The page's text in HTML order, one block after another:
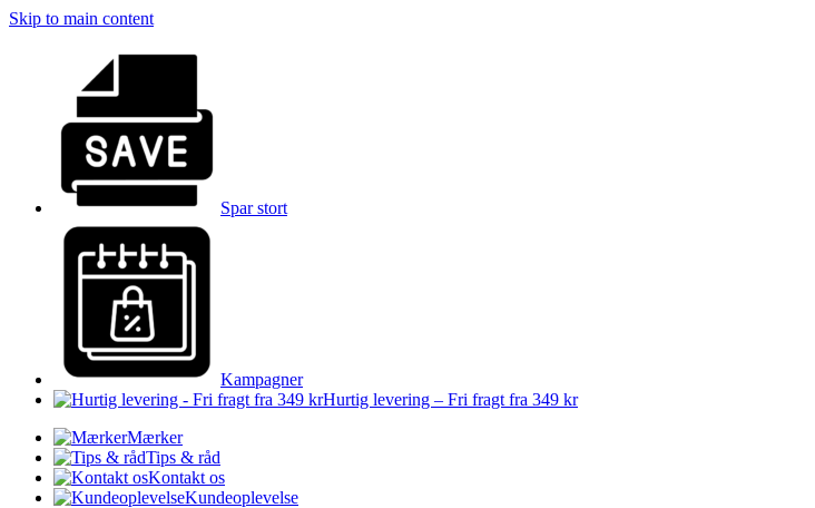
Skip to main content
Spar stort
Kampagner
Hurtig levering – Fri fragt fra 349 kr
Mærker
Tips & råd
Kontakt os
Kundeoplevelse